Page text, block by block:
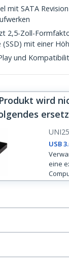
mit SATA
2,5-Zoll-
(SSD) mit einer
und
wird
USB
eine